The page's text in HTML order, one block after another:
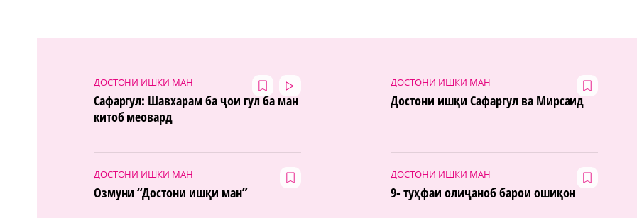
ДОСТОНИ ИШКИ МАН
Сафаргул: Шавхарам ба ҷои гул ба ман
китоб меовард
ДОСТОНИ ИШКИ МАН
Достони ишқи Сафаргул ва Мирсаид
ДОСТОНИ ИШКИ МАН
Озмуни “Достони ишқи ман”
ДОСТОНИ ИШКИ МАН
9- туҳфаи олиҷаноб барои ошиқон